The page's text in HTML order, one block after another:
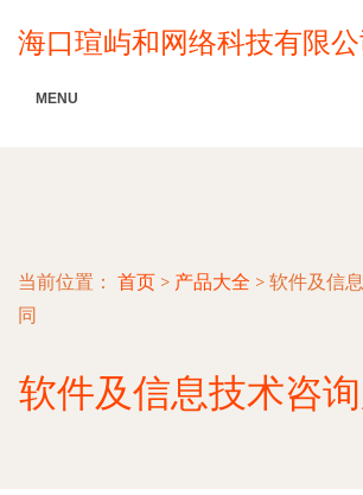
海口瑄屿和网络科技有限公
MENU
当前位置： 首页 > 产品大全 > 软件及信
同
软件及信息技术咨